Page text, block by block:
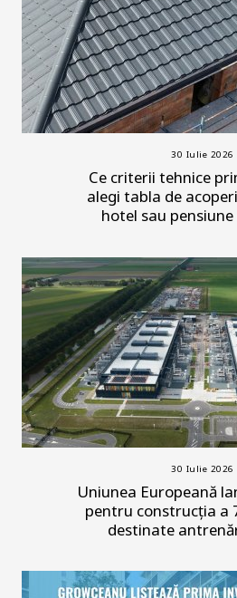
30 Iulie 2026
Ce criterii tehnice
alegi tabla de
hotel sau
30 Iulie 2026
Uniunea Europeană
pentru construcția a
destinate